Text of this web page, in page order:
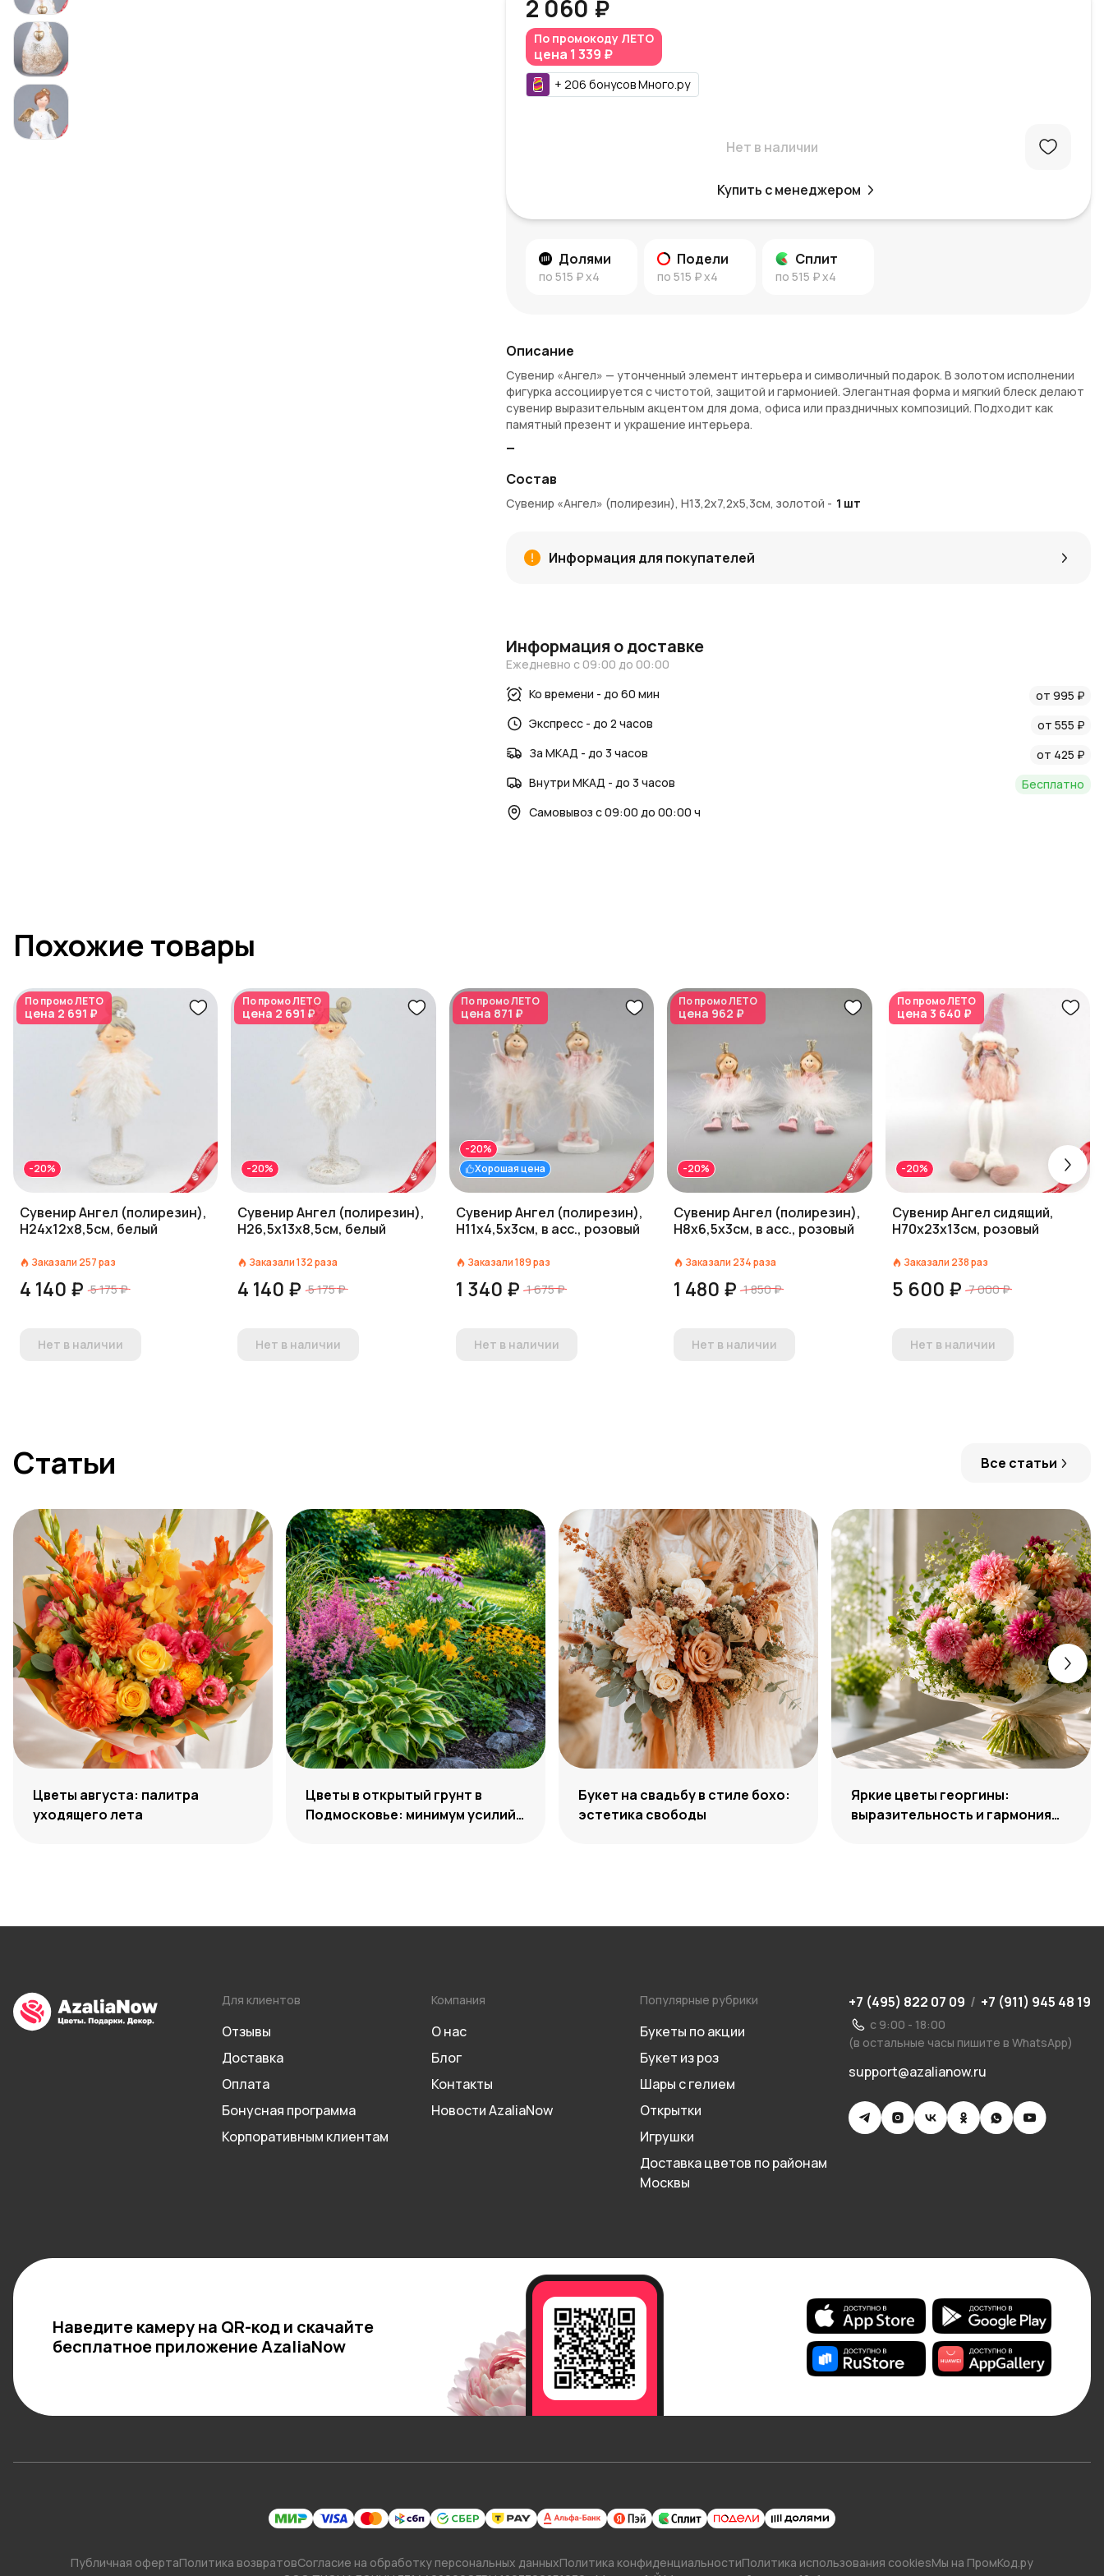
2 060 ₽
По промокоду ЛЕТО
цена 1 339 ₽
+ 206 бонусовМного.ру
Нет в наличии
Купить с менеджером
Долями
по 515 ₽x4
Подели
по 515 ₽x4
Сплит
по 515 ₽x4
Описание
Сувенир «Ангел» — утонченный элемент интерьера и символичный подарок. В золотом исполнении
фигурка ассоциируется с чистотой, защитой и гармонией. Элегантная форма и мягкий блеск делают
сувенир выразительным акцентом для дома, офиса или праздничных композиций. Подходит как
памятный презент и украшение интерьера.
Преимущества:
Золотой цвет задает праздничное настроение.
Образ ангела символизирует защиту, надежду и тепло.
Размер 13,2×7,2×5,3 см — гармоничный акцент для полки, стола или витрины.
Универсальность — украшение для интерьера и памятный подарок.
Артикул: 531635.
заказы выгоднее.
Идеи по применению сувениров и праздничному декору читайте в
декоре и цветах.
AzaliaNow— сувениры и декор, которые создают настроение.
Состав
Сувенир «Ангел» (полирезин), H13,2x7,2x5,3см, золотой - 1 шт
Информация для покупателей
Информация о доставке
Ежедневно с 09:00 до 00:00
Ко времени - до 60 мин
от 995 ₽
Экспресс - до 2 часов
от 555 ₽
За МКАД - до 3 часов
от 425 ₽
Внутри МКАД - до 3 часов
Бесплатно
Самовывоз с 09:00 до 00:00 ч
Похожие товары
По промоЛЕТО
цена 2 691 ₽
-20%
Сувенир Ангел (полирезин),
Н24х12х8,5см, белый
Заказали 257раз
4 140 ₽ 5 175 ₽
Нет в наличии
По промоЛЕТО
цена 2 691 ₽
-20%
Сувенир Ангел (полирезин),
Н26,5х13х8,5см, белый
Заказали132раза
4 140 ₽ 5 175 ₽
Нет в наличии
По промоЛЕТО
цена 871 ₽
Хорошая цена
-20%
Сувенир Ангел (полирезин),
H11х4,5х3см, в асс., розовый
Заказали189раз
1 340 ₽ 1 675 ₽
Нет в наличии
По промоЛЕТО
цена 962 ₽
-20%
Сувенир Ангел (полирезин),
H8х6,5х3см, в асс., розовый
Заказали 234раза
1 480 ₽ 1 850 ₽
Нет в наличии
По промоЛЕТО
цена 3 640 ₽
-20%
Сувенир Ангел сидящий,
Н70х23х13см, розовый
Заказали 238раз
5 600 ₽ 7 000 ₽
Нет в наличии
Статьи Все статьи
Цветы августа: палитра
уходящего лета
Цветы в открытый грунт в
Подмосковье: минимум усилий,
Букет на свадьбу в стиле бохо:
эстетика свободы
Яркие цветы георгины:
выразительность и гармония
Для клиентов
Отзывы
Доставка
Оплата
Бонусная программа
Корпоративным клиентам
Компания
О нас
Блог
Контакты
Новости AzaliaNow
Популярные рубрики
Букеты по акции
Букет из роз
Шары с гелием
Открытки
Игрушки
Доставка цветов по районам
Москвы
+7 (495) 822 07 09 / +7 (911) 945 48 19
с 9:00 - 18:00
(в остальные часы пишите в WhatsApp)
support@azalianow.ru
Наведите камеру на QR-код и скачайте
бесплатное приложение AzaliaNow
Публичная офертаПолитика возвратовСогласие на обработку персональных данныхПолитика конфиденциальностиПолитика использования cookiesМы на ПромКод.ру